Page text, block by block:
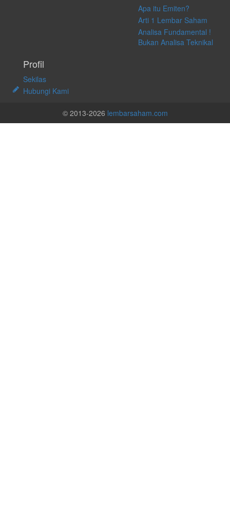
Apa itu Emiten?
Arti 1 Lembar Saham
Analisa Fundamental !
Bukan Analisa Teknikal
Profil
Sekilas
Hubungi Kami
© 2013-2026 lembarsaham.com